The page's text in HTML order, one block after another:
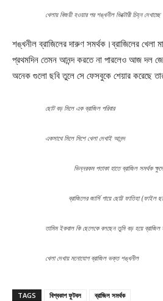
খেলায় বিজয়ী হওয়ার পর শঙ্খনীল ভিক্টোরী চিহ্ন দেখাচ্ছে
শঙ্খনীল ব্রাজিলের দারুণ সমর্থক।ব্রাজিলের
প্রথমদিন তেমন আনন্দ করতে না পারলেও আজ দল
অনেক গুলো ছবি তুলে সে ফেসবুকে শেয়ার করেছে
ছোট বড় মিলে এক ব্রাজিল পরিবার
একসাথে মিলে মিশে খেলা দেখাই আনন্দ
ভিন্নরকম পতাকা হাতে ব্রাজিল সমর্থক
ব্রাজিলের জার্সি গায়ে ছোট্ট ফাতিহা (ফাইল
তামিম ইকবাল কি ছেলেকে বলছেন তুমি বড় হয়ে
খেলা দেখায় মনোযোগ ব্রাজিল ভক্ত শঙ্খনীল
TAGS বিশ্বকাপ ফুটবল ব্রাজিল সমর্থক